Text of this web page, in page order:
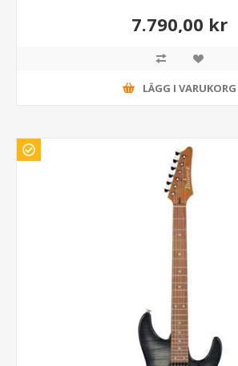
7.790,00 kr
LÄGG I VARUKORG